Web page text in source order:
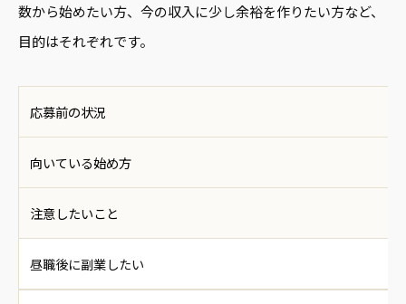
数から始めたい方、今の収入に少し余裕を作りたい方など、
目的はそれぞれです。
応募前の状況
向いている始め方
注意したいこと
昼職後に副業したい